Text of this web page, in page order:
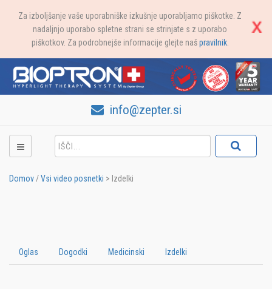
Za izboljšanje vaše uporabniške izkušnje uporabljamo piškotke. Z
nadaljnjo uporabo spletne strani se strinjate s z uporabo
piškotkov. Za podrobnejše informacije glejte našpravilnik.
info@zepter.si
Domov /Vsi video posnetki > Izdelki
Oglas Dogodki Medicinski Izdelki